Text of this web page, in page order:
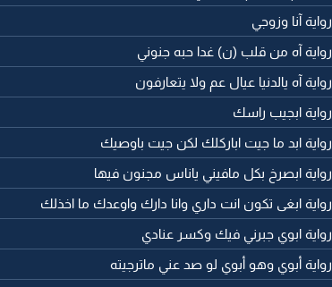
رواية آنا وزوجي
رواية آه من قلب (ن) غدا حبه جنوني
رواية آه يالدنيا عيال عم ولا يتعارفون
رواية ابجيب راسك
رواية ابد ما جيت اباركلك لكن جيت باوصيك
رواية ابصرخ بكل مافيني ياناس مجنون فيها
رواية ابغى تكون انت داري وانا دارك واوعدك ما اخذلك
رواية ابوي جبرني فيك وكسر عنادي
رواية أبوي وهو أبوي لو صد عني ماترجيته